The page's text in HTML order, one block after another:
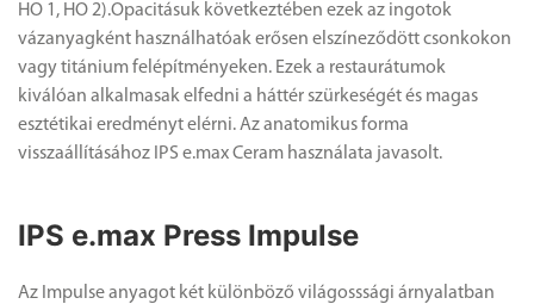
HO 1, HO 2).Opacitásuk következtében ezek az ingotok
vázanyagként használhatóak erősen elszíneződött csonkokon
vagy titánium felépítményeken. Ezek a restaurátumok
kiválóan alkalmasak elfedni a háttér szürkeségét és magas
esztétikai eredményt elérni. Az anatomikus forma
visszaállításához IPS e.max Ceram használata javasolt.
IPS e.max Press Impulse
Az Impulse anyagot két különböző világosssági árnyalatban